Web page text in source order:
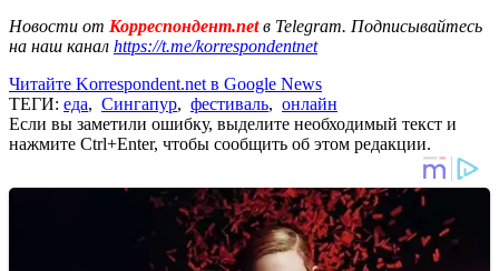
Новости от Корреспондент.netв Telegram. Подписывайтесь
на наш канал https://t.me/korrespondentnet
Читайте Korrespondent.net в Google News
ТЕГИ: еда, Сингапур, фестиваль, онлайн
Если вы заметили ошибку, выделите необходимый текст и
нажмите Ctrl+Enter, чтобы сообщить об этом редакции.